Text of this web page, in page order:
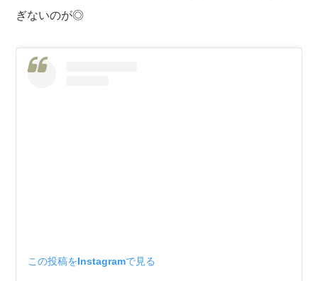
ぎないのが◎
この投稿をInstagramで見る